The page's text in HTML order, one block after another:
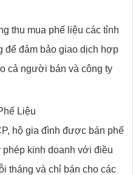
thu mua phế liệu các tỉnh
để đảm bảo giao dịch hợp
cả người bán và công ty
Liệu
hộ gia đình được bán phế
phép kinh doanh với điều
tháng và chỉ bán cho các